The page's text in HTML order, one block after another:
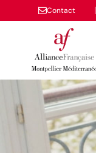
Contact